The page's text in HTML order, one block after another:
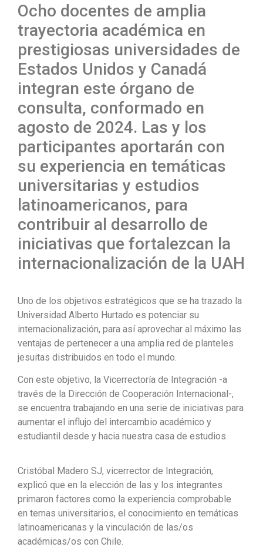
Ocho docentes de amplia
trayectoria académica en
prestigiosas universidades de
Estados Unidos y Canadá
integran este órgano de
consulta, conformado en
agosto de 2024. Las y los
participantes aportarán con
su experiencia en temáticas
universitarias y estudios
latinoamericanos, para
contribuir al desarrollo de
iniciativas que fortalezcan la
internacionalización de la UAH
Uno de los objetivos estratégicos que se ha trazado la
Universidad Alberto Hurtado es potenciar su
internacionalización, para así aprovechar al máximo las
ventajas de pertenecer a una amplia red de planteles
jesuitas distribuidos en todo el mundo.
Con este objetivo, la Vicerrectoría de Integración -a
través de la Dirección de Cooperación Internacional-,
se encuentra trabajando en una serie de iniciativas para
aumentar el influjo del intercambio académico y
estudiantil desde y hacia nuestra casa de estudios.
Cristóbal Madero SJ, vicerrector de Integración,
explicó que en la elección de las y los integrantes
primaron factores como la experiencia comprobable
en temas universitarios, el conocimiento en temáticas
latinoamericanas y la vinculación de las/os
académicas/os con Chile.